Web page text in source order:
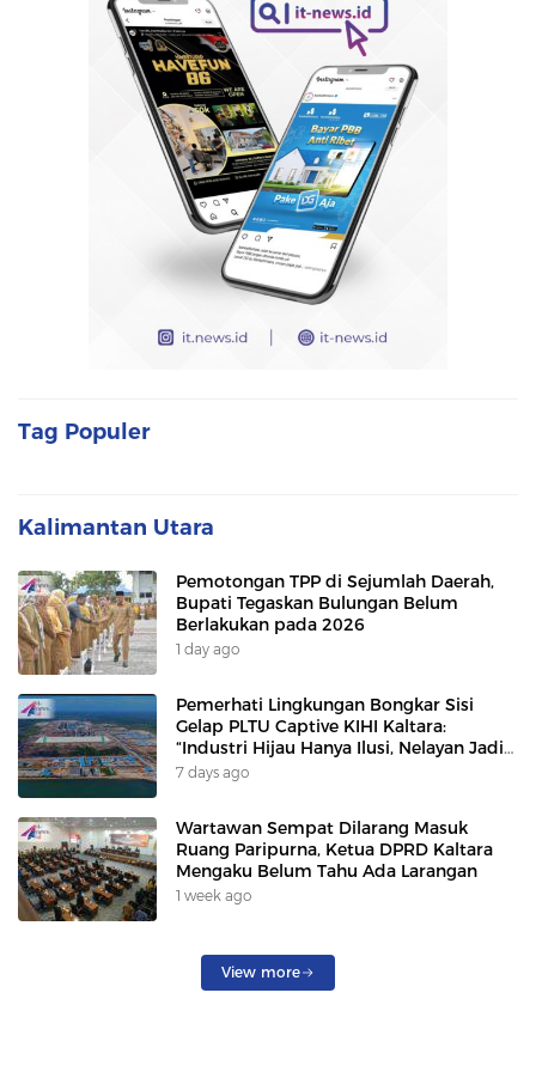
Tag Populer
Kalimantan Utara
Pemotongan TPP di Sejumlah Daerah,
Bupati Tegaskan Bulungan Belum
Berlakukan pada 2026
1 day ago
Pemerhati Lingkungan Bongkar Sisi
Gelap PLTU Captive KIHI Kaltara:
“Industri Hijau Hanya Ilusi, Nelayan Jadi
Korban”
7 days ago
Wartawan Sempat Dilarang Masuk
Ruang Paripurna, Ketua DPRD Kaltara
Mengaku Belum Tahu Ada Larangan
1 week ago
View more